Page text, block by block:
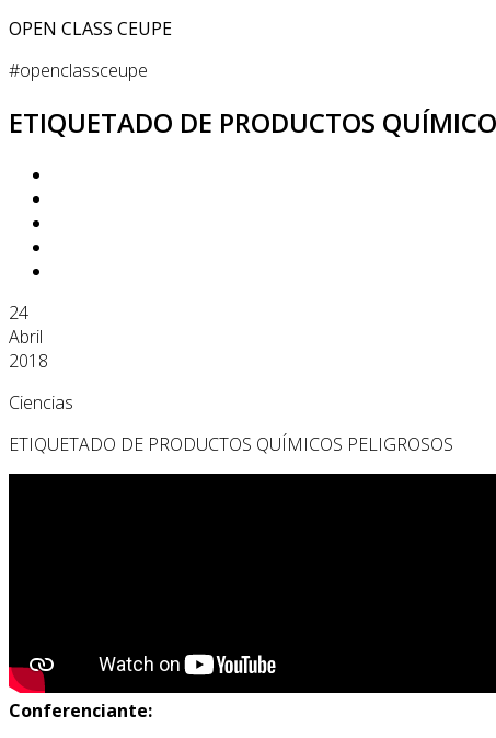
OPEN CLASS CEUPE
#openclassceupe
ETIQUETADO DE PRODUCTOS
24
Abril
2018
Ciencias
ETIQUETADO DE PRODUCTOS QUÍMICOS PELIGROSOS
Conferenciante: